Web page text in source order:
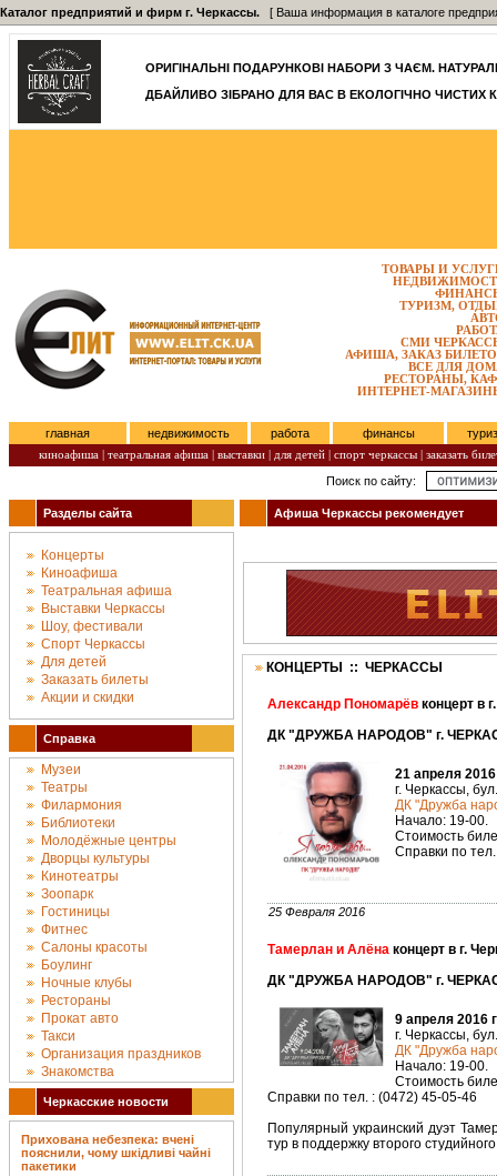
Каталог предприятий и фирм г. Черкассы. [ Ваша информация в каталоге
ОРИГІНАЛЬНІ ПОДАРУНКОВІ НАБОРИ З ЧАЄМ.
ДБАЙЛИВО ЗІБРАНО ДЛЯ ВАС В ЕКОЛОГІЧНО ЧИСТИХ
ТОВАРЫ И
ТУРИЗМ,
СМИ
АФИША, ЗАКАЗ
ВСЕ ДЛЯ
РЕСТОРАНЫ,
ИНТЕРНЕТ-
главная недвижимость работа финансы
киноафиша | театральная афиша | выставки | для детей | спорт черкассы | заказать
Поиск по сайту:
Разделы сайта
Концерты
Киноафиша
Театральная афиша
Выставки Черкассы
Шоу, фестивали
Спорт Черкассы
Для детей
Заказать билеты
Акции и скидки
Справка
Музеи
Театры
Филармония
Библиотеки
Молодёжные центры
Дворцы культуры
Кинотеатры
Зоопарк
Гостиницы
Фитнес
Салоны красоты
Боулинг
Ночные клубы
Рестораны
Прокат авто
Такси
Организация праздников
Знакомства
Черкасские новости
Прихована небезпека: вчені
пояснили, чому шкідливі чайні
пакетики
Афиша Черкассы рекомендует
КОНЦЕРТЫ :: ЧЕРКАССЫ
Александр Пономарёвконцерт в
ДК "ДРУЖБА НАРОДОВ" г.
21 апреля
г. Черкассы,
ДК "Дружба
Начало: 19-00.
Стоимость
Справки по
25 Февраля 2016
Тамерлан и Алёнаконцерт в г.
ДК "ДРУЖБА НАРОДОВ" г.
9 апреля 2016
г. Черкассы,
ДК "Дружба
Начало: 19-00.
Стоимость
Справки по тел. : (0472) 45-05-46
Популярный украинский дуэт
тур в поддержку второго